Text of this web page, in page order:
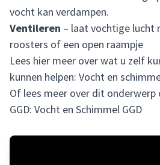
vocht kan verdampen.
Ventileren – laat vochtige lucht
roosters of een open raampje
Lees hier meer over wat u zelf
kunnen helpen: Vocht en
Of lees meer over dit onderwerp
GGD: Vocht en Schimmel GGD